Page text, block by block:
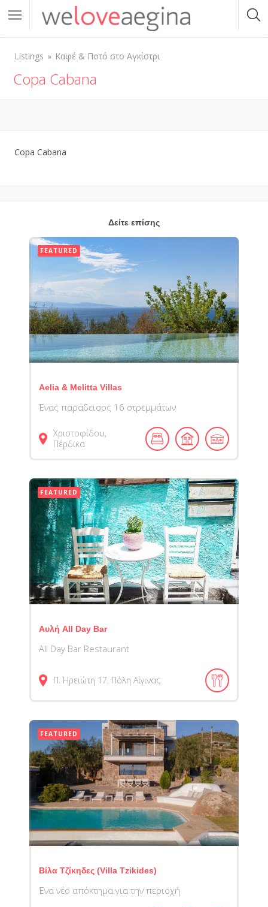
Listings Καφέ & Ποτό στο Αγκίστρι
Copa Cabana
Copa Cabana
Δείτε επίσης
FEATURED
Aelia & Melitta Villas
Ένας παράδεισος 16 στρεμμάτων
Χριστοφίδου,
Πέρδικα
FEATURED
Αυλή All Day Bar
All Day Bar Restaurant
Π. Ηρειώτη 17, Πόλη Αίγινας
FEATURED
Βίλα Τζίκηδες (Villa Tzikides)
Ένα νέο απόκτημα για την περιοχή